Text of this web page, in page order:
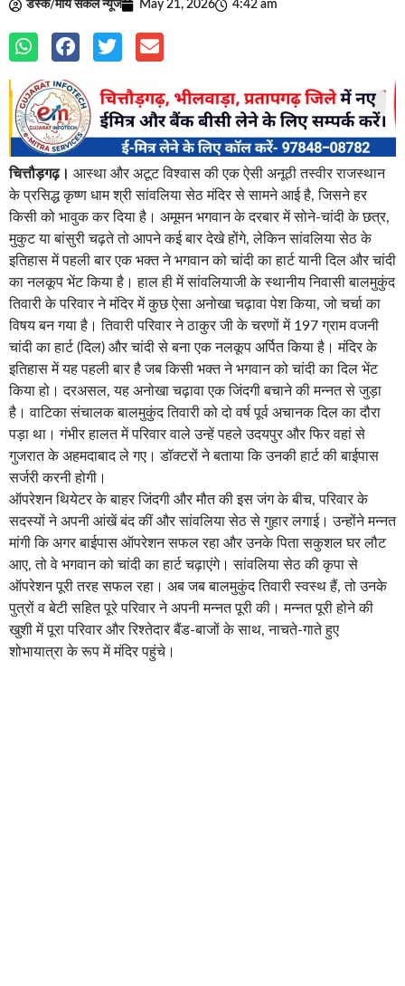
डेस्क/माय सर्कल न्यूज May 21, 2026 4:42 am
चित्तौड़गढ़। आस्था और अटूट विश्वास की एक ऐसी अनूठी तस्वीर राजस्थान
के प्रसिद्ध कृष्ण धाम श्री सांवलिया सेठ मंदिर से सामने आई है, जिसने हर
किसी को भावुक कर दिया है। अमूमन भगवान के दरबार में सोने-चांदी के छत्र,
मुकुट या बांसुरी चढ़ते तो आपने कई बार देखे होंगे, लेकिन सांवलिया सेठ के
इतिहास में पहली बार एक भक्त ने भगवान को चांदी का हार्ट यानी दिल और चांदी
का नलकूप भेंट किया है। हाल ही में सांवलियाजी के स्थानीय निवासी बालमुकुंद
तिवारी के परिवार ने मंदिर में कुछ ऐसा अनोखा चढ़ावा पेश किया, जो चर्चा का
विषय बन गया है। तिवारी परिवार ने ठाकुर जी के चरणों में 197 ग्राम वजनी
चांदी का हार्ट (दिल) और चांदी से बना एक नलकूप अर्पित किया है। मंदिर के
इतिहास में यह पहली बार है जब किसी भक्त ने भगवान को चांदी का दिल भेंट
किया हो। दरअसल, यह अनोखा चढ़ावा एक जिंदगी बचाने की मन्नत से जुड़ा
है। वाटिका संचालक बालमुकुंद तिवारी को दो वर्ष पूर्व अचानक दिल का दौरा
पड़ा था। गंभीर हालत में परिवार वाले उन्हें पहले उदयपुर और फिर वहां से
गुजरात के अहमदाबाद ले गए। डॉक्टरों ने बताया कि उनकी हार्ट की बाईपास
सर्जरी करनी होगी।
ऑपरेशन थियेटर के बाहर जिंदगी और मौत की इस जंग के बीच, परिवार के
सदस्यों ने अपनी आंखें बंद कीं और सांवलिया सेठ से गुहार लगाई। उन्होंने मन्नत
मांगी कि अगर बाईपास ऑपरेशन सफल रहा और उनके पिता सकुशल घर लौट
आए, तो वे भगवान को चांदी का हार्ट चढ़ाएंगे। सांवलिया सेठ की कृपा से
ऑपरेशन पूरी तरह सफल रहा। अब जब बालमुकुंद तिवारी स्वस्थ हैं, तो उनके
पुत्रों व बेटी सहित पूरे परिवार ने अपनी मन्नत पूरी की। मन्नत पूरी होने की
खुशी में पूरा परिवार और रिश्तेदार बैंड-बाजों के साथ, नाचते-गाते हुए
शोभायात्रा के रूप में मंदिर पहुंचे।